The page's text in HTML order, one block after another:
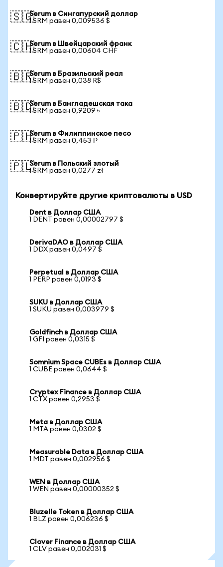
🇸🇬Serum в Сингапурский доллар
1 SRM равен 0,009536 $
🇨🇭Serum в Швейцарский франк
1 SRM равен 0,00604 CHF
🇧🇷Serum в Бразильский реал
1 SRM равен 0,038 R$
🇧🇩Serum в Бангладешская така
1 SRM равен 0,9209 ৳
🇵🇭Serum в Филиппинское песо
1 SRM равен 0,453 ₱
🇵🇱Serum в Польский злотый
1 SRM равен 0,0277 zł
Конвертируйте другие криптовалюты в USD
Dent в Доллар США
1 DENT равен 0,00002797 $
DerivaDAO в Доллар США
1 DDX равен 0,0497 $
Perpetual в Доллар США
1 PERP равен 0,0193 $
SUKU в Доллар США
1 SUKU равен 0,003979 $
Goldfinch в Доллар США
1 GFI равен 0,0315 $
Somnium Space CUBEs в Доллар США
1 CUBE равен 0,0644 $
Cryptex Finance в Доллар США
1 CTX равен 0,2953 $
Meta в Доллар США
1 MTA равен 0,0302 $
Measurable Data в Доллар США
1 MDT равен 0,002956 $
WEN в Доллар США
1 WEN равен 0,00000352 $
Bluzelle Token в Доллар США
1 BLZ равен 0,006236 $
Clover Finance в Доллар США
1 CLV равен 0,002031 $